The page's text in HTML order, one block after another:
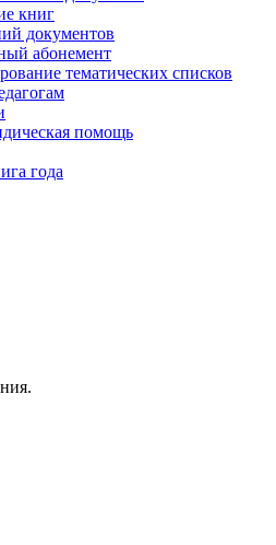
книг
документов
абонемент
тематических списков
помощь
года